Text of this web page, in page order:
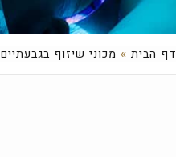
דף הבית » מכוני שיזוף בגבעתיים